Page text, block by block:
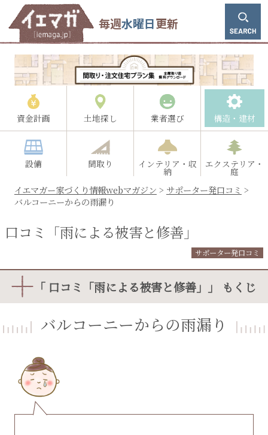
毎週水曜日更新
資金計画 土地探し 業者選び 構造・建材
設備 間取り インテリア・収
納
エクステリア・
庭
イエマガー家づくり情報webマガジン > サポーター発口コミ >
バルコーニーからの雨漏り
口コミ「雨による被害と修善」
サポーター発口コミ
「 口コミ「雨による被害と修善」」 もくじ
バルコーニーからの雨漏り